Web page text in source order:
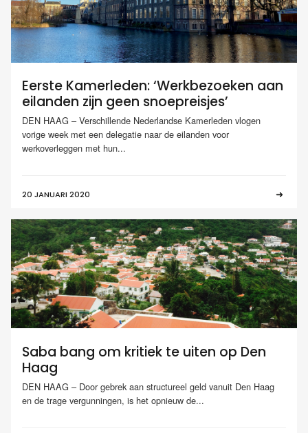
Eerste Kamerleden: ‘Werkbezoeken aan
eilanden zijn geen snoepreisjes’
DEN HAAG – Verschillende Nederlandse Kamerleden vlogen
vorige week met een delegatie naar de eilanden voor
werkoverleggen met hun...
20 JANUARI 2020
Saba bang om kritiek te uiten op Den
Haag
DEN HAAG – Door gebrek aan structureel geld vanuit Den Haag
en de trage vergunningen, is het opnieuw de...